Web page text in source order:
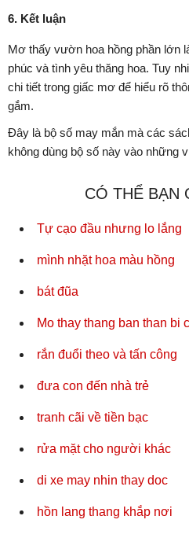
6. Kết luận
Mơ thấy vườn hoa hồng phần lớn
phúc và tình yêu thăng hoa. Tuy
chi tiết trong giấc mơ để hiểu rõ
gắm.
Đây là bộ số may mắn mà các
không dùng bộ số này vào những
CÓ THỂ BẠN
Tự cạo đầu nhưng lo lắng
mình nhặt hoa màu hồng
bát đũa
Mo thay thang ban than bi
rắn đuổi theo và tấn công
đưa con đến nhà trẻ
tranh cãi về tiền bạc
rửa mặt cho người khác
di xe may nhin thay doc
hồn lang thang khắp nơi